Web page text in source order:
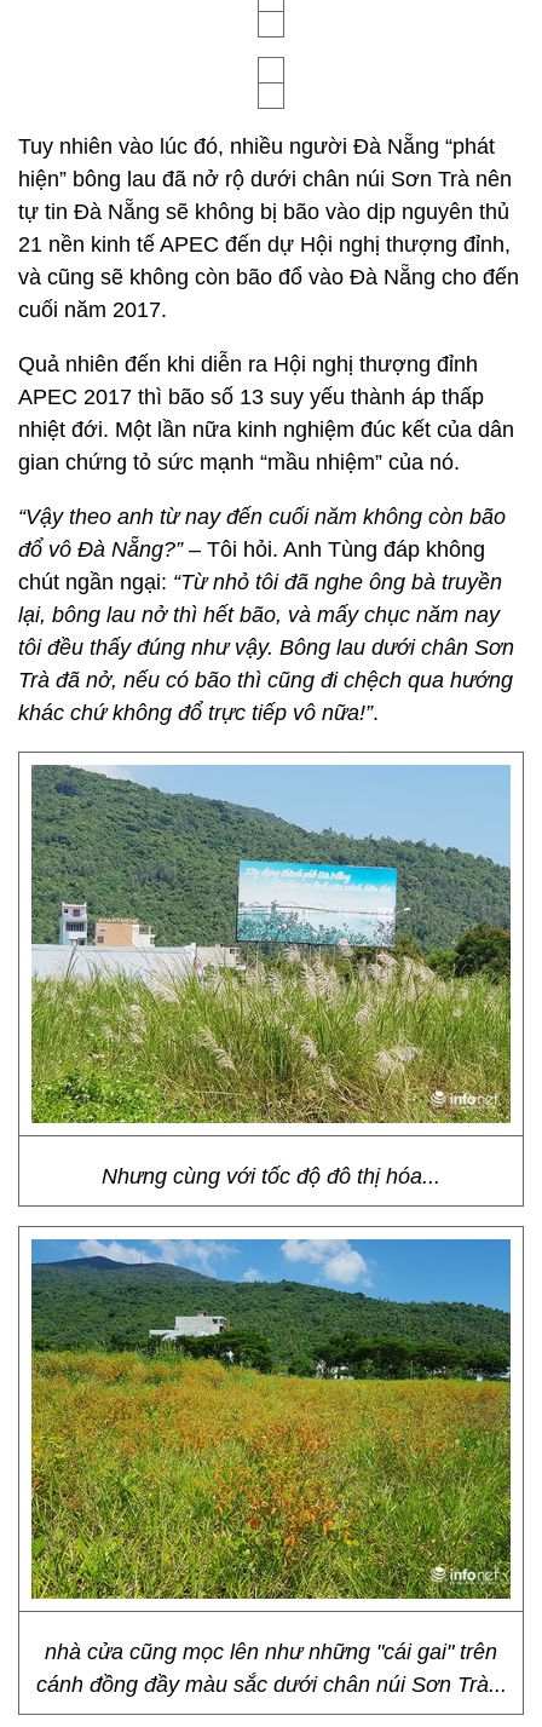
Tuy nhiên vào lúc đó, nhiều người Đà Nẵng “phát
hiện” bông lau đã nở rộ dưới chân núi Sơn Trà nên
tự tin Đà Nẵng sẽ không bị bão vào dịp nguyên thủ
21 nền kinh tế APEC đến dự Hội nghị thượng đỉnh,
và cũng sẽ không còn bão đổ vào Đà Nẵng cho đến
cuối năm 2017.
Quả nhiên đến khi diễn ra Hội nghị thượng đỉnh
APEC 2017 thì bão số 13 suy yếu thành áp thấp
nhiệt đới. Một lần nữa kinh nghiệm đúc kết của dân
gian chứng tỏ sức mạnh “mầu nhiệm” của nó.
“Vậy theo anh từ nay đến cuối năm không còn bão
đổ vô Đà Nẵng?”– Tôi hỏi. Anh Tùng đáp không
chút ngần ngại: “Từ nhỏ tôi đã nghe ông bà truyền
lại, bông lau nở thì hết bão, và mấy chục năm nay
tôi đều thấy đúng như vậy. Bông lau dưới chân Sơn
Trà đã nở, nếu có bão thì cũng đi chệch qua hướng
khác chứ không đổ trực tiếp vô nữa!”.
Nhưng cùng với tốc độ đô thị hóa...
nhà cửa cũng mọc lên như những "cái gai" trên
cánh đồng đầy màu sắc dưới chân núi Sơn Trà...